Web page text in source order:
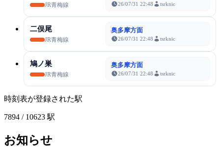
JR青梅線 26/07/31 22:48 tsrknic
二俣尾
JR青梅線
奥多摩方面
26/07/31 22:48 tsrknic
鳩ノ巣
JR青梅線
奥多摩方面
26/07/31 22:48 tsrknic
時刻表が登録された駅
7894 / 10623 駅
お知らせ